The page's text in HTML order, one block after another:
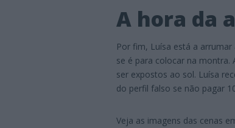
A hora da
Por fim, Luísa está a
se é para colocar na montra.
ser expostos ao sol. Luísa
do perfil falso se não pagar
Veja as imagens das cenas